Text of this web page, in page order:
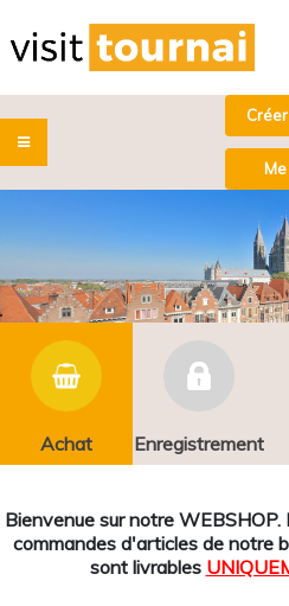
Achat Enregistrement
Bienvenue sur notre
commandes d'articles de notre
sont livrables